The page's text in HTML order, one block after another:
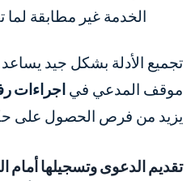
الخدمة غير مطابقة لما
تجميع الأدلة بشكل جيد
موقف المدعي في اجراءات
يزيد من فرص الحصول على
تقديم الدعوى وتسجيلها أمام